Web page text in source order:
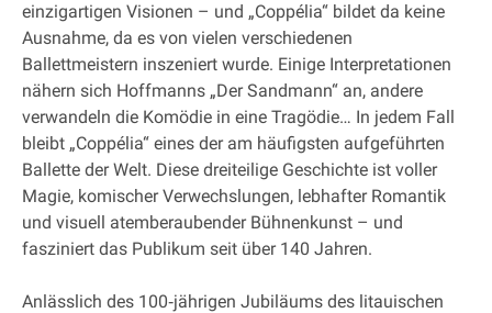
einzigartigen Visionen – und „Coppélia“ bildet da keine
Ausnahme, da es von vielen verschiedenen
Ballettmeistern inszeniert wurde. Einige Interpretationen
nähern sich Hoffmanns „Der Sandmann“ an, andere
verwandeln die Komödie in eine Tragödie… In jedem Fall
bleibt „Coppélia“ eines der am häufigsten aufgeführten
Ballette der Welt. Diese dreiteilige Geschichte ist voller
Magie, komischer Verwechslungen, lebhafter Romantik
und visuell atemberaubender Bühnenkunst – und
fasziniert das Publikum seit über 140 Jahren.
Anlässlich des 100‐jährigen Jubiläums des litauischen